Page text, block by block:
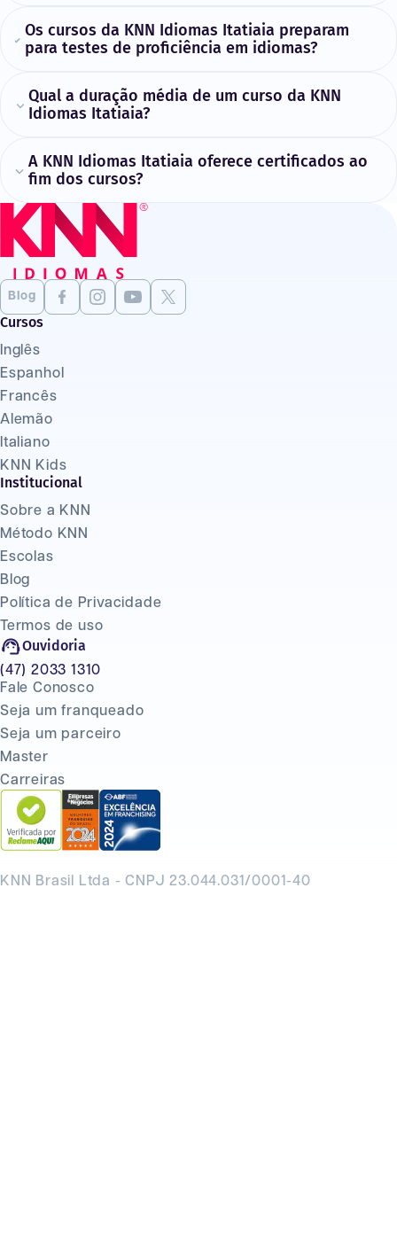
Os cursos da KNN Idiomas Itatiaia preparam
para testes de proficiência em idiomas?
Qual a duração média de um curso da KNN
Idiomas Itatiaia?
A KNN Idiomas Itatiaia oferece certificados ao
fim dos cursos?
Blog
KNN Brasil Ltda - CNPJ 23.044.031/0001-40
Cursos
Inglês
Espanhol
Francês
Alemão
Italiano
KNN Kids
Institucional
Sobre a KNN
Método KNN
Escolas
Blog
Política de Privacidade
Termos de uso
Ouvidoria
(47) 2033 1310
Fale Conosco
Seja um franqueado
Seja um parceiro
Master
Carreiras